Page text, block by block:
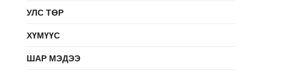
УЛС ТӨР
ХҮМҮҮС
ШАР МЭДЭЭ